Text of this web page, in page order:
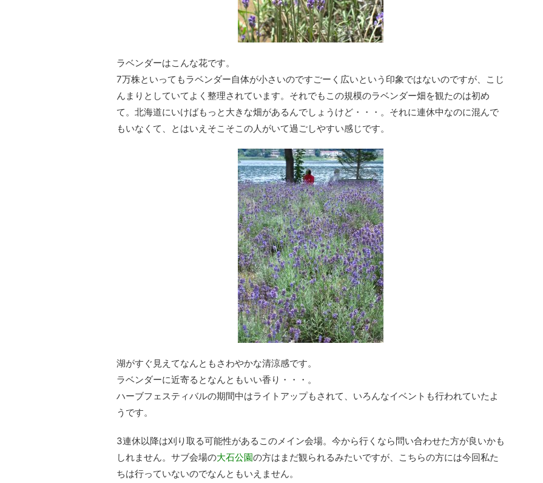
ラベンダーはこんな花です。
7万株といってもラベンダー自体が小さいのですごーく広いという印象ではないのですが、こじ
んまりとしていてよく整理されています。それでもこの規模のラベンダー畑を観たのは初め
て。北海道にいけばもっと大きな畑があるんでしょうけど・・・。それに連休中なのに混んで
もいなくて、とはいえそこそこの人がいて過ごしやすい感じです。
湖がすぐ見えてなんともさわやかな清涼感です。
ラベンダーに近寄るとなんともいい香り・・・。
ハーブフェスティバルの期間中はライトアップもされて、いろんなイベントも行われていたよ
うです。
3連休以降は刈り取る可能性があるこのメイン会場。今から行くなら問い合わせた方が良いかも
しれません。サブ会場の大石公園の方はまだ観られるみたいですが、こちらの方には今回私た
ちは行っていないのでなんともいえません。